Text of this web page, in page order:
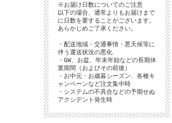
※お届け日数についてのご注意
以下の場合、通常よりもお届けまで
に日数を要することがございます。
あらかじめご了承ください。
・配送地域・交通事情・悪天候等に
伴う運送状況の悪化
・GW、お盆、年末年始などの長期休
業期間（およびその前後）
・お中元・お歳暮シーズン、各種キ
ャンペーンなど注文集中時
・システムの不具合などの予期せぬ
アクシデント発生時